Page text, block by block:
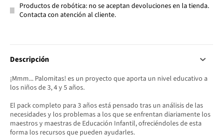
Productos de robótica: no se aceptan devoluciones en la tienda.
Contacta con atención al cliente.
Descripción
¡Mmm... Palomitas! es un proyecto que aporta un nivel educativo a
los niños de 3, 4 y 5 años.
El pack completo para 3 años está pensado tras un análisis de las
necesidades y los problemas a los que se enfrentan diariamente los
maestros y maestras de Educación Infantil, ofreciéndoles de esta
forma los recursos que pueden ayudarles.